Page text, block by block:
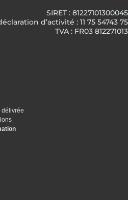
SIRET : 81227101300045
d’activité : 11 75 54743 75
TVA : FR03 812271013
délivrée